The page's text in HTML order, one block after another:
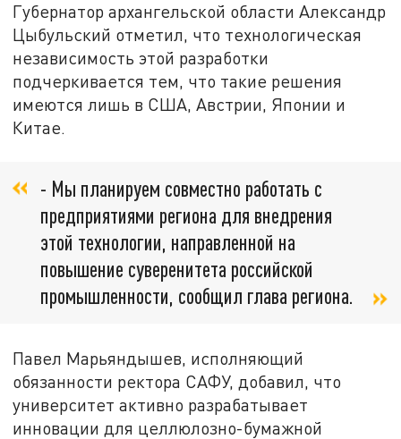
Губернатор архангельской области Александр
Цыбульский отметил, что технологическая
независимость этой разработки
подчеркивается тем, что такие решения
имеются лишь в США, Австрии, Японии и
Китае.
- Мы планируем совместно работать с
предприятиями региона для внедрения
этой технологии, направленной на
повышение суверенитета российской
промышленности, сообщил глава региона.
Павел Марьяндышев, исполняющий
обязанности ректора САФУ, добавил, что
университет активно разрабатывает
инновации для целлюлозно-бумажной